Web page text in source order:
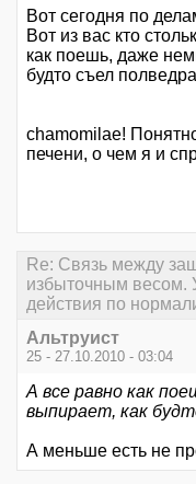
Вот сегодня по
Вот из вас кто
как поешь, даже
будто съел
chamomilae!
печени, о чем я и
Re: Связь между
избыточным весом.
действия по
Альтруист
25 - 27.10.2010 - 03:04
А все равно как
выпирает, как
А меньше есть не